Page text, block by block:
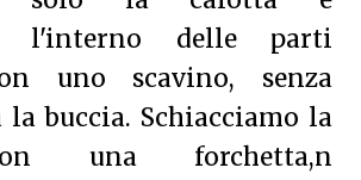
l'interno delle parti
uno scavino, senza
buccia. Schiacciamo la
una forchetta,n